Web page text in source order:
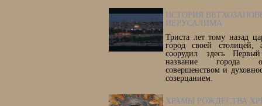
ИСТОРИЯ
ИЕРУСАЛИМА
Триста лет тому назад
город своей
соорудил здесь
название города
совершенством и
созерцанием.
ХРАМЫ РОЖДЕСТВА